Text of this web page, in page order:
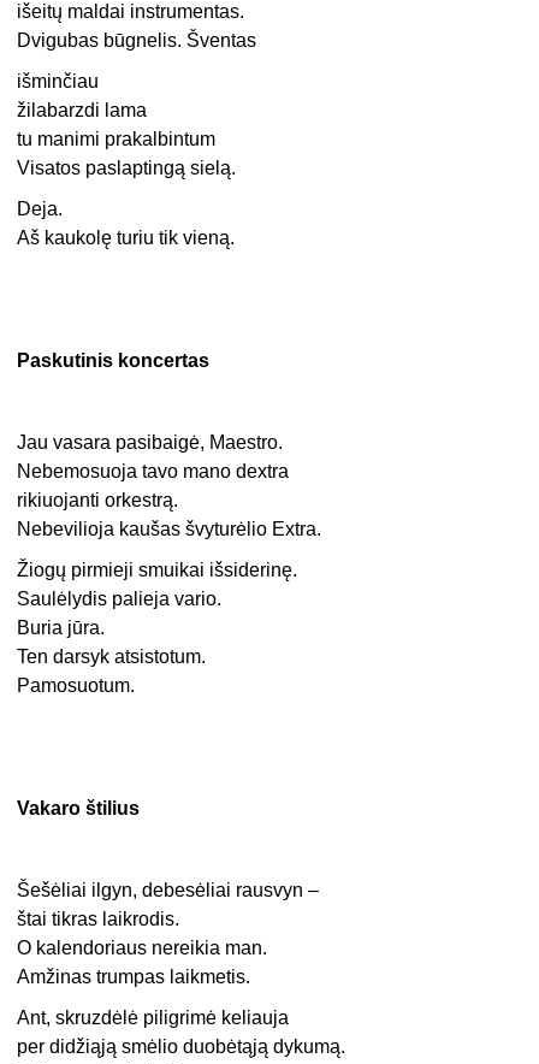
išeitų maldai instrumentas.
Dvigubas būgnelis. Šventas
išminčiau
žilabarzdi lama
tu manimi prakalbintum
Visatos paslaptingą sielą.
Deja.
Aš kaukolę turiu tik vieną.
Paskutinis koncertas
Jau vasara pasibaigė, Maestro.
Nebemosuoja tavo mano dextra
rikiuojanti orkestrą.
Nebevilioja kaušas švyturėlio Extra.
Žiogų pirmieji smuikai išsiderinę.
Saulėlydis palieja vario.
Buria jūra.
Ten darsyk atsistotum.
Pamosuotum.
Vakaro štilius
Šešėliai ilgyn, debesėliai rausvyn –
štai tikras laikrodis.
O kalendoriaus nereikia man.
Amžinas trumpas laikmetis.
Ant, skruzdėlė piligrimė keliauja
per didžiąją smėlio duobėtąją dykumą.